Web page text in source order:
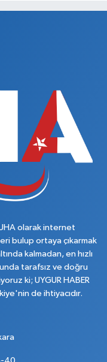
olarak internet
bulup ortaya çıkarmak
kalmadan, en hızlı
tarafsız ve doğru
ki; UYGUR HABER
de ihtiyacıdır.